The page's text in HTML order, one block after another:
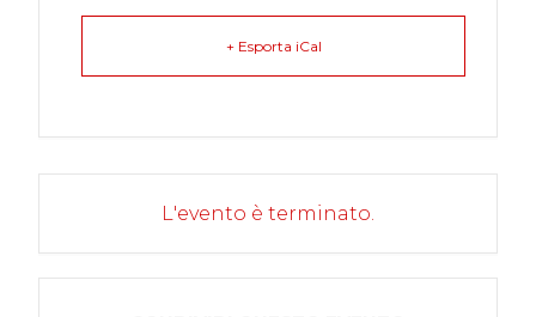
+ Esporta iCal
L'evento è terminato.